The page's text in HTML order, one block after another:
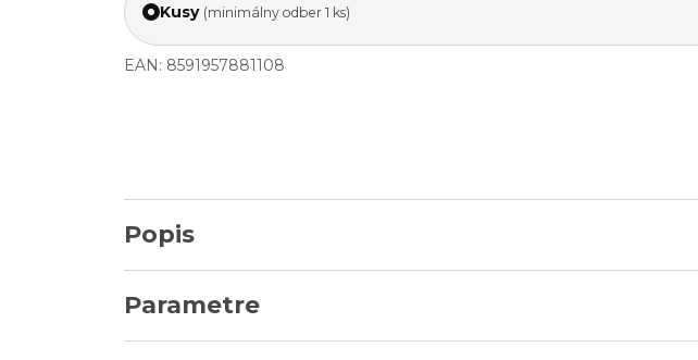
Kusy (minimálny odber 1 ks)
EAN: 8591957881108
Popis
Parametre